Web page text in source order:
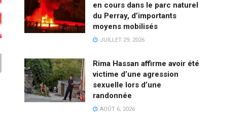
en cours dans le parc naturel
du Perray, d’importants
moyens mobilisés
JUILLET 29, 2026
Rima Hassan affirme avoir été
victime d’une agression
sexuelle lors d’une
randonnée
AOÛT 6, 2026